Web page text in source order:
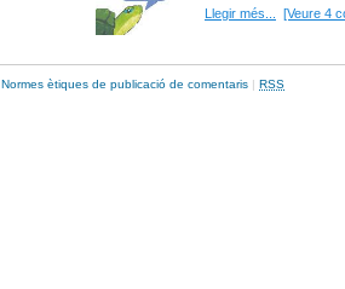
Llegir més... [Veure 4
Normes ètiques de publicació de comentaris | RSS